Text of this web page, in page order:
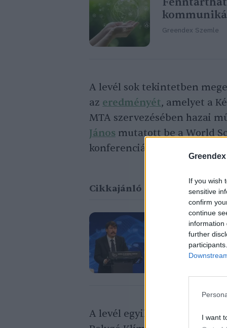
Greendex
If you wish
sensitive
confirm
continue
information
further
I want
Greendex Szemle
A levél sok tekintetben
az eredményét, amelyet a
MTA szervezésében hazai
János mutatott be a World
konferenciáján.
Cikkajánló
Magyar
dolgoztak
Sápi Zsófia
A levél egyik aláírója Kőrösi